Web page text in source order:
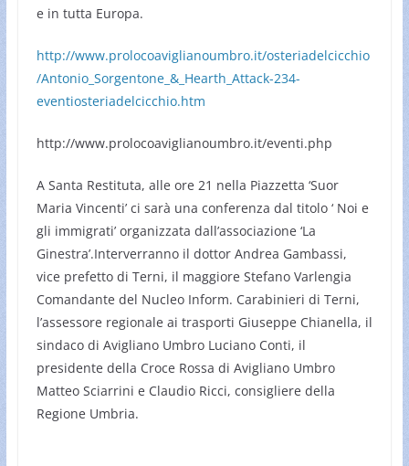
e in tutta Europa.
http://www.prolocoaviglianoumbro.it/osteriadelcicchio
/Antonio_Sorgentone_&_Hearth_Attack-234-
eventiosteriadelcicchio.htm
http://www.prolocoaviglianoumbro.it/eventi.php
A Santa Restituta, alle ore 21 nella Piazzetta ‘Suor
Maria Vincenti’ ci sarà una conferenza dal titolo ‘ Noi e
gli immigrati’ organizzata dall’associazione ‘La
Ginestra’.Interverranno il dottor Andrea Gambassi,
vice prefetto di Terni, il maggiore Stefano Varlengia
Comandante del Nucleo Inform. Carabinieri di Terni,
l’assessore regionale ai trasporti Giuseppe Chianella, il
sindaco di Avigliano Umbro Luciano Conti, il
presidente della Croce Rossa di Avigliano Umbro
Matteo Sciarrini e Claudio Ricci, consigliere della
Regione Umbria.